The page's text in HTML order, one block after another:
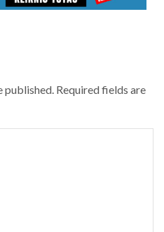
Required fields are